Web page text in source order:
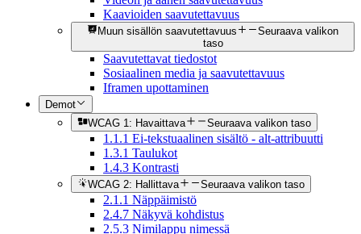
Kaavioiden saavutettavuus
Muun sisällön saavutettavuus
Seuraava valikon
taso
Saavutettavat tiedostot
Sosiaalinen media ja saavutettavuus
Iframen upottaminen
Demot
WCAG 1: Havaittava
Seuraava valikon taso
1.1.1 Ei-tekstuaalinen sisältö - alt-attribuutti
1.3.1 Taulukot
1.4.3 Kontrasti
WCAG 2: Hallittava Seuraava valikon taso
2.1.1 Näppäimistö
2.4.7 Näkyvä kohdistus
2.5.3 Nimilappu nimessä